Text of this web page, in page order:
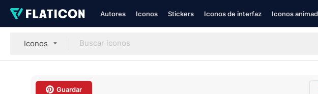
Autores Iconos Stickers Iconos de interfaz Iconos
Iconos
Guardar